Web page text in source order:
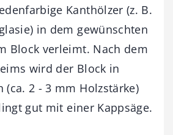
Kanthölzer (z. B.
in dem gewünschten
Block verleimt. Nach dem
wird der Block in
(ca. 2 - 3 mm Holzstärke)
gut mit einer Kappsäge.